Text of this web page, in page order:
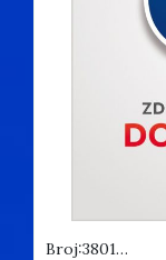
Broj:3801…